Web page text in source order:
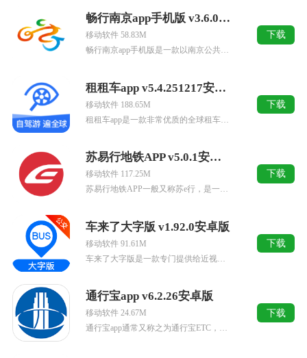
畅行南京app手机版 v3.6.0安卓版
移动软件 58.83M
畅行南京app手机版是一款以南京公共自行车的绿色交通共享互联网技术为基础，为广大南京本地居民设计的单车租赁出行服务应用，主打绿色出行，便捷生活的核心宗旨，不仅依托南京公共自行车全市范围超过1600个站...
下载
租租车app v5.4.251217安卓版
移动软件 188.65M
下载
苏易行地铁APP v5.0.1安卓版
移动软件 117.25M
苏易行地铁APP一般又称苏e行，是一款为苏州用户提供便捷地铁出行服务的软件。苏州地铁扫码乘车APP可以先乘车，后付款，并结合苏州城市文化及地铁出行场景，围绕 “地铁大脑” 构建公共交通智慧出行，利用L...
下载
车来了大字版 v1.92.0安卓版
移动软件 91.61M
下载
通行宝app v6.2.26安卓版
移动软件 24.67M
通行宝app通常又称之为通行宝ETC，其是由江苏通行宝智慧交通科技股份有限公司为方便广大苏州朋友出行所量身打造的一款手机客户端应用，且主要高速公路ETC及衍生业务服务而展开。提供了有苏州卡在线申办、充...
下载